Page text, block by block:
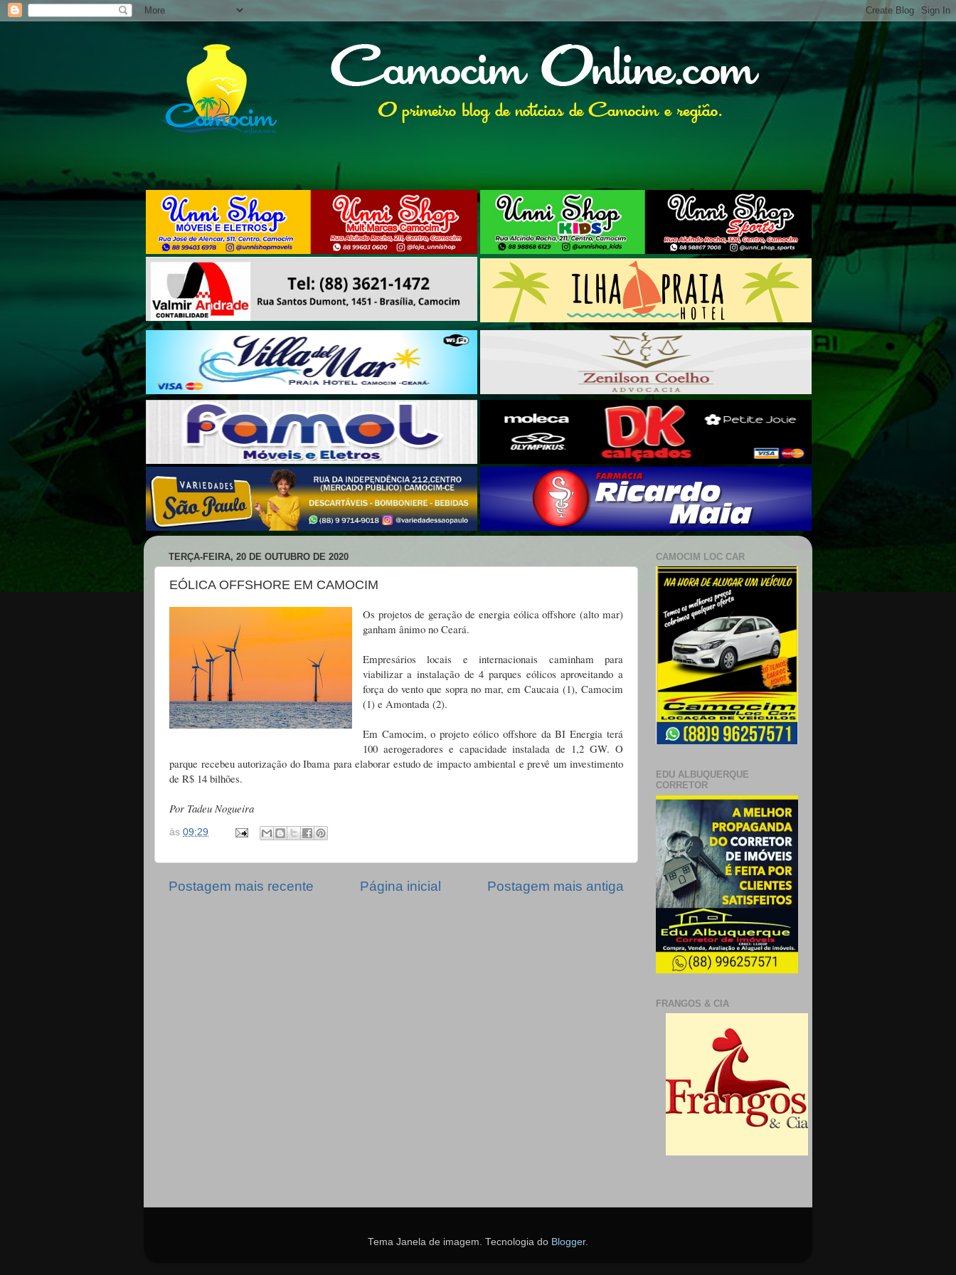
TERÇA-FEIRA, 20 DE OUTUBRO DE 2020
EÓLICA OFFSHORE EM CAMOCIM
Os projetos de geração de energia eólica offshore (alto mar)
ganham ânimo no Ceará.
Empresários locais e internacionais caminham para
viabilizar a instalação de 4 parques eólicos aproveitando a
força do vento que sopra no mar, em Caucaia (1), Camocim
(1) e Amontada (2).
Em Camocim, o projeto eólico offshore da BI Energia terá
100 aerogeradores e capacidade instalada de 1,2 GW. O
parque recebeu autorização do Ibama para elaborar estudo de impacto ambiental e prevê um investimento
de R$ 14 bilhões.
Por Tadeu Nogueira
às 09:29
Postagem mais recente Postagem mais antiga
Página inicial
CAMOCIM LOC CAR
EDU ALBUQUERQUE
CORRETOR
FRANGOS & CIA
Tema Janela de imagem. Tecnologia do Blogger.